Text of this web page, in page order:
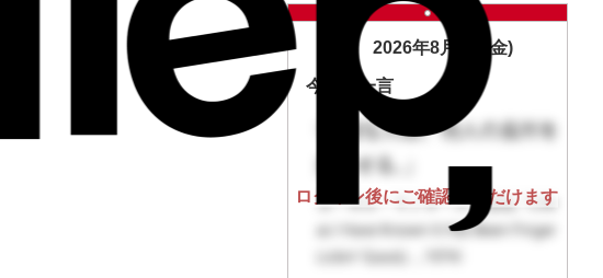
2026年8月7日(金)
今日の一言
ログイン後にご確認いただけます